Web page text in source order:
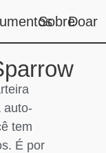
SobreDoar
auto-
tem
É por